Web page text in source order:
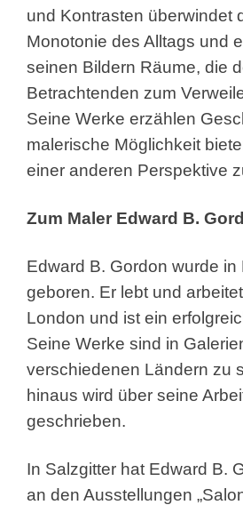
und Kontrasten überwindet
Monotonie des Alltags und
seinen Bildern Räume, die
Betrachtenden zum
Seine Werke erzählen
malerische Möglichkeit
einer anderen Perspektive
Zum Maler Edward B.
Edward B. Gordon wurde in
geboren. Er lebt und
London und ist ein
Seine Werke sind in
verschiedenen Ländern zu
hinaus wird über seine
geschrieben.
In Salzgitter hat Edward B.
an den Ausstellungen